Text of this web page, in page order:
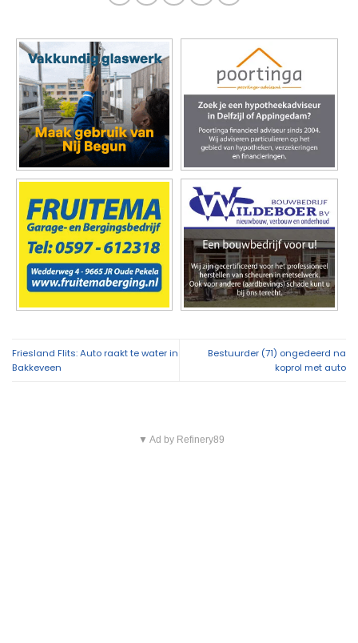
Friesland Flits: Auto raakt te water in
Bakkeveen
Bestuurder (71) ongedeerd na
koprol met auto
▼ Ad by Refinery89